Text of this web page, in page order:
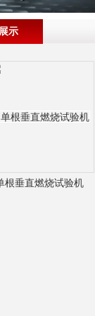
示
根垂直燃烧试验机